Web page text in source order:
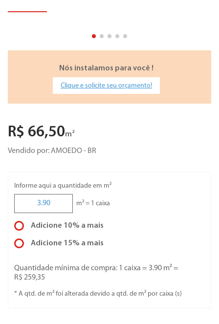
Nós instalamos para você !
Clique e solicite seu orçamento!
R$ 66,50m²
Vendido por:AMOEDO - BR
Informe aqui a quantidade em m²
m² = 1 caixa
Adicione 10% a mais
Adicione 15% a mais
Quantidade mínima de compra: 1 caixa = 3.90 m² =
R$ 259,35
* A qtd. de m² foi alterada devido a qtd. de m² por caixa (s)